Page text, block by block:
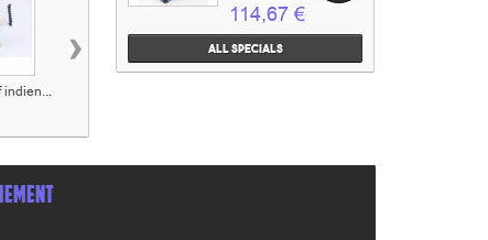
indien...
›
114,67 €
All specials